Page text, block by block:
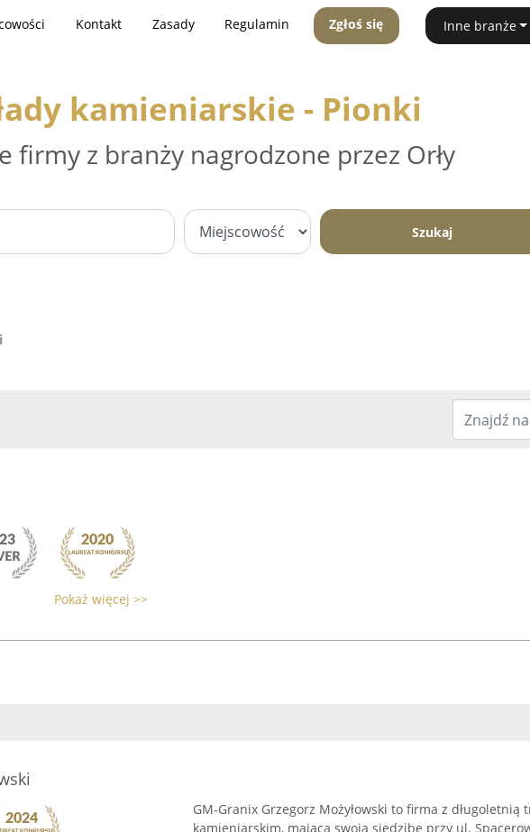
Kontakt Zasady Regulamin Zgłoś się Inne branże
kamieniarskie - Pionki
firmy z branży nagrodzone przez Orły
Szukaj
Pokaż więcej >>
GM-Granix Grzegorz Możyłowski to firma z długoletnią
kamieniarskim, mająca swoją siedzibę przy ul.